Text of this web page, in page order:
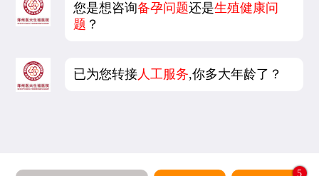
您是想咨询备孕问题还是生殖健康问
题 ？
已为您转接 人工服务,你多大年龄了？
5